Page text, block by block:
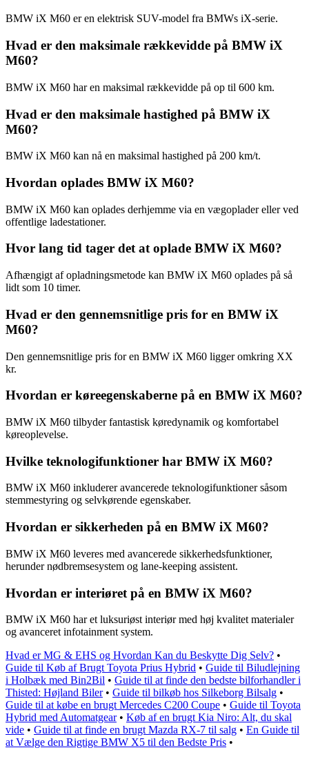
BMW iX M60 er en elektrisk SUV-model fra BMWs iX-serie.
Hvad er den maksimale rækkevidde på BMW iX
M60?
BMW iX M60 har en maksimal rækkevidde på op til 600 km.
Hvad er den maksimale hastighed på BMW iX
M60?
BMW iX M60 kan nå en maksimal hastighed på 200 km/t.
Hvordan oplades BMW iX M60?
BMW iX M60 kan oplades derhjemme via en vægoplader eller ved
offentlige ladestationer.
Hvor lang tid tager det at oplade BMW iX M60?
Afhængigt af opladningsmetode kan BMW iX M60 oplades på så
lidt som 10 timer.
Hvad er den gennemsnitlige pris for en BMW iX
M60?
Den gennemsnitlige pris for en BMW iX M60 ligger omkring XX
kr.
Hvordan er køreegenskaberne på en BMW iX M60?
BMW iX M60 tilbyder fantastisk køredynamik og komfortabel
køreoplevelse.
Hvilke teknologifunktioner har BMW iX M60?
BMW iX M60 inkluderer avancerede teknologifunktioner såsom
stemmestyring og selvkørende egenskaber.
Hvordan er sikkerheden på en BMW iX M60?
BMW iX M60 leveres med avancerede sikkerhedsfunktioner,
herunder nødbremsesystem og lane-keeping assistent.
Hvordan er interiøret på en BMW iX M60?
BMW iX M60 har et luksuriøst interiør med høj kvalitet materialer
og avanceret infotainment system.
Hvad er MG & EHS og Hvordan Kan du Beskytte Dig Selv? •
Guide til Køb af Brugt Toyota Prius Hybrid • Guide til Biludlejning
i Holbæk med Bin2Bil • Guide til at finde den bedste bilforhandler i
Thisted: Højland Biler• Guide til bilkøb hos Silkeborg Bilsalg •
Guide til at købe en brugt Mercedes C200 Coupe • Guide til Toyota
Hybrid med Automatgear• Køb af en brugt Kia Niro: Alt, du skal
vide • Guide til at finde en brugt Mazda RX-7 til salg • En Guide til
at Vælge den Rigtige BMW X5 til den Bedste Pris •